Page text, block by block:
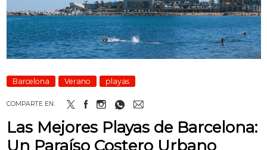
Barcelona Verano playas
COMPARTE EN:
Las Mejores Playas de Barcelona:
Un Paraíso Costero Urbano